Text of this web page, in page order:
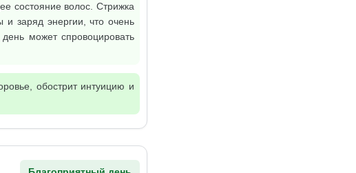
состояние волос. Стрижка
заряд энергии, что очень
может спровоцировать
обострит интуицию и